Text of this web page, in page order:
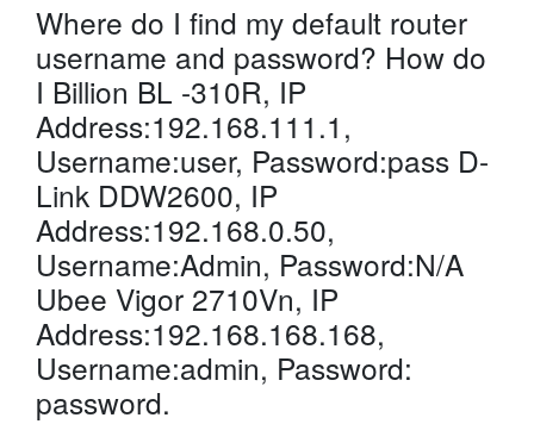
Where do I find my default router
username and password? How do
I Billion BL -310R, IP
Address:192.168.111.1,
Username:user, Password:pass D-
Link DDW2600, IP
Address:192.168.0.50,
Username:Admin, Password:N/A
Ubee Vigor 2710Vn, IP
Address:192.168.168.168,
Username:admin, Password:
password.